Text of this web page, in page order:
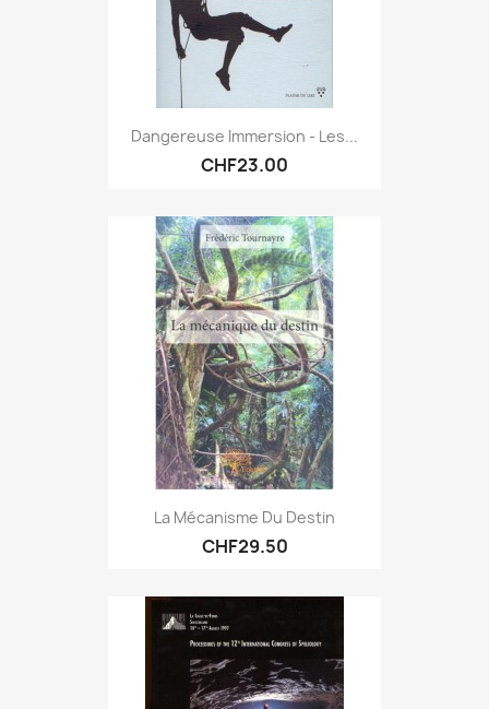
Dangereuse Immersion - Les...
CHF23.00
La Mécanisme Du Destin
CHF29.50